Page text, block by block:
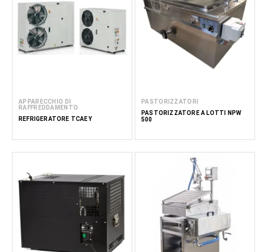
APPARECCHIO DI
RAFFREDDAMENTO
REFRIGERATORE TCAEY
PASTORIZZATORI
PASTORIZZATORE A LOTTI NPW
500